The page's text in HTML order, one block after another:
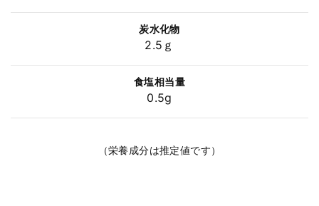
炭水化物
2.5ｇ
食塩相当量
0.5g
（栄養成分は推定値です）